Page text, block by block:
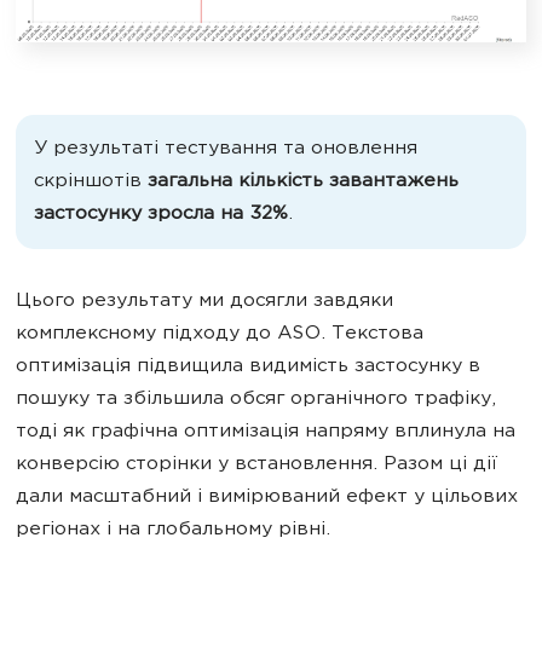
У результаті тестування та оновлення
скріншотів загальна кількість завантажень
застосунку зросла на 32%.
Цього результату ми досягли завдяки
комплексному підходу до ASO. Текстова
оптимізація підвищила видимість застосунку в
пошуку та збільшила обсяг органічного трафіку,
тоді як графічна оптимізація напряму вплинула на
конверсію сторінки у встановлення. Разом ці дії
дали масштабний і вимірюваний ефект у цільових
регіонах і на глобальному рівні.